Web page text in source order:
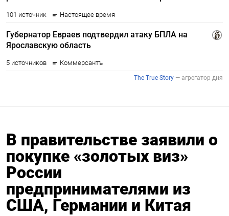
В правительстве заявили о
покупке «золотых виз»
России
предпринимателями из
США, Германии и Китая